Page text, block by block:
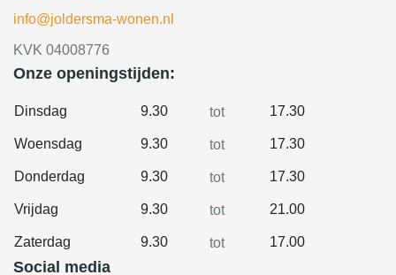
info@joldersma-wonen.nl
KVK 04008776
Onze openingstijden:
Dinsdag 9.30 tot 17.30
Woensdag 9.30 tot 17.30
Donderdag 9.30 tot 17.30
Vrijdag 9.30 tot 21.00
Zaterdag 9.30 tot 17.00
Social media